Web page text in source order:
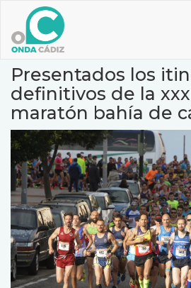
contenido
principal
Presentados los
definitivos de la
maratón bahía de